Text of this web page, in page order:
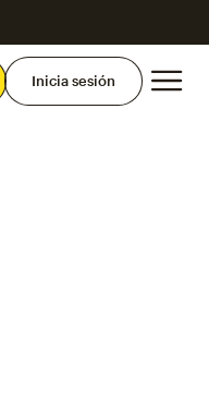
Inicia sesión